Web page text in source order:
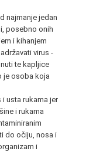
najmanje jedan
posebno onih
i kihanjem
virus -
te kapljice
je osoba koja
usta rukama jer
i rukama
do očiju, nosa i
i